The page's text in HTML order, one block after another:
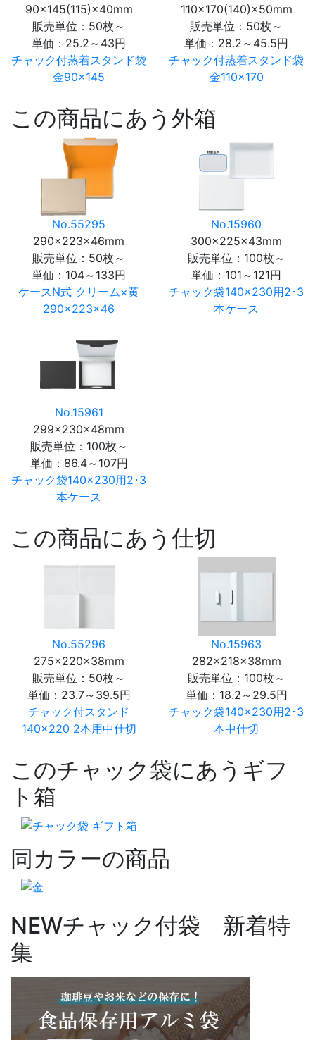
90×145(115)×40mm
販売単位：50枚～
単価： 25.2～43円
チャック付蒸着スタンド袋
金90×145
110×170(140)×50mm
販売単位：50枚～
単価： 28.2～45.5円
チャック付蒸着スタンド袋
金110×170
この商品にあう外箱
No.55295
290×223×46mm
販売単位：50枚～
単価： 104～133円
ケースN式 クリーム×黄
290×223×46
No.15960
300×225×43mm
販売単位：100枚～
単価： 101～121円
チャック袋140×230用2･3
本ケース
No.15961
299×230×48mm
販売単位：100枚～
単価： 86.4～107円
チャック袋140×230用2･3
本ケース
この商品にあう仕切
No.55296
275×220×38mm
販売単位：50枚～
単価： 23.7～39.5円
チャック付スタンド
140×220 2本用中仕切
No.15963
282×218×38mm
販売単位：100枚～
単価： 18.2～29.5円
チャック袋140×230用2･3
本中仕切
このチャック袋にあうギフ
ト箱
同カラーの商品
NEWチャック付袋 新着特
集